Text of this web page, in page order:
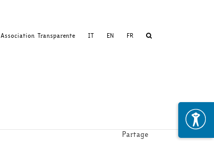
Association Transparente IT EN FR
Partage